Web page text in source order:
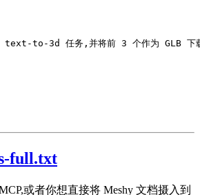
full.txt
或者你想直接将 Meshy 文档摄入到